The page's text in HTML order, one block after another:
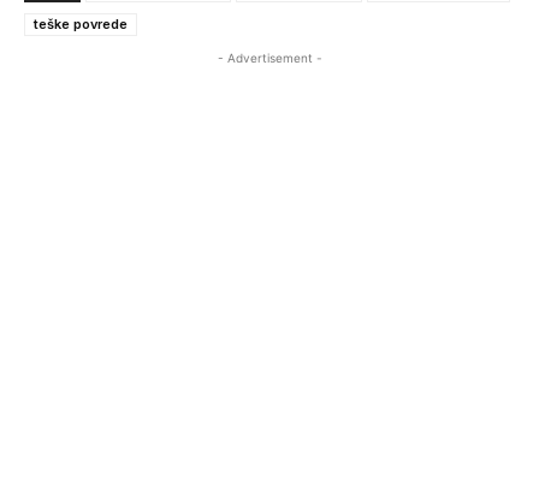
teške povrede
- Advertisement -